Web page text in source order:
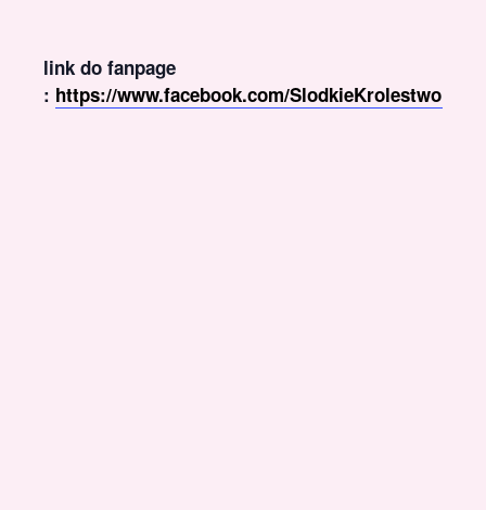
link do fanpage
: https://www.facebook.com/SlodkieKrolestwoDG